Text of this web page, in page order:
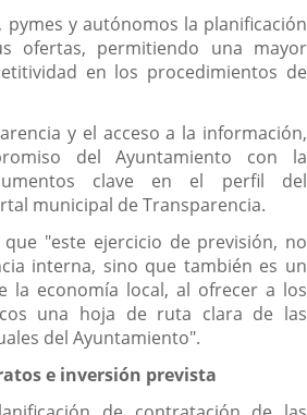
pymes y autónomos la planificación
ofertas, permitiendo una mayor
en los procedimientos de
y el acceso a la información,
del Ayuntamiento con la
clave en el perfil del
municipal de Transparencia.
"este ejercicio de previsión, no
interna, sino que también es un
la economía local, al ofrecer a los
una hoja de ruta clara de las
del Ayuntamiento".
e inversión prevista